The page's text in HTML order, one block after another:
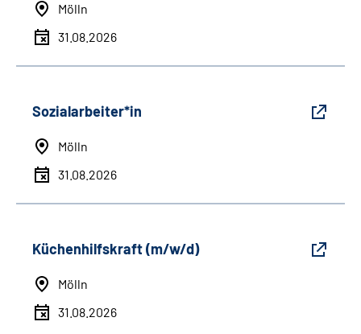
Mölln
31.08.2026
Sozialarbeiter*in
Mölln
31.08.2026
Küchenhilfskraft (m/w/d)
Mölln
31.08.2026